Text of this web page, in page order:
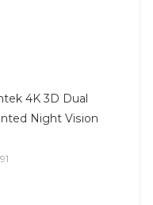
4K 3D Dual
Night Vision